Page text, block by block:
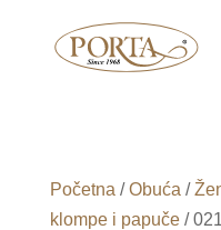
Početna /Obuća /
klompe i papuče/